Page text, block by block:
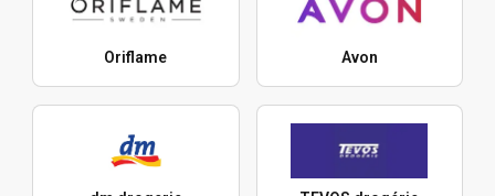
Oriflame Avon